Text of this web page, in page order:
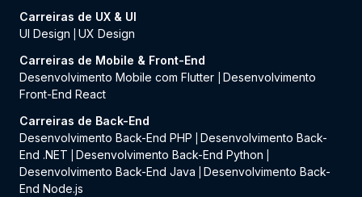
Carreiras de UX & UI
UI Design
UX Design
Carreiras de Mobile & Front-End
Desenvolvimento Mobile com Flutter
Desenvolvimento
Front-End React
Carreiras de Back-End
Desenvolvimento Back-End PHP
Desenvolvimento Back-
End .NET
Desenvolvimento Back-End Python
Desenvolvimento Back-End Java
Desenvolvimento Back-
End Node.js